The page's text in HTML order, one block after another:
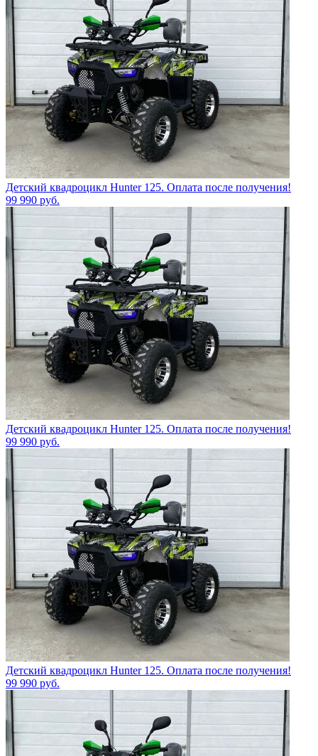
Детский квадроцикл Hunter 125. Оплата после получения!
99 990 руб.
Детский квадроцикл Hunter 125. Оплата после получения!
99 990 руб.
Детский квадроцикл Hunter 125. Оплата после получения!
99 990 руб.